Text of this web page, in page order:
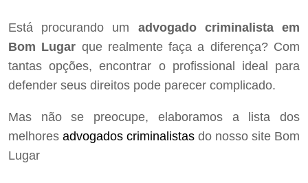
Está procurando um advogado criminalista em
Bom Lugar que realmente faça a diferença? Com
tantas opções, encontrar o profissional ideal para
defender seus direitos pode parecer complicado.
Mas não se preocupe, elaboramos a lista dos
melhores advogados criminalistas do nosso site Bom
Lugar